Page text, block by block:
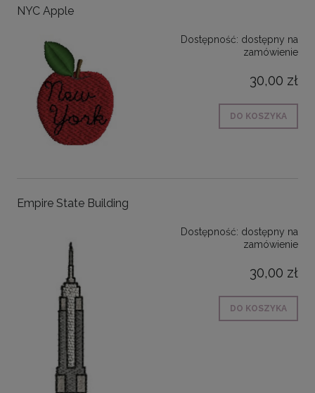
NYC Apple
Dostępność: dostępny na
zamówienie
30,00 zł
DO KOSZYKA
Empire State Building
Dostępność: dostępny na
zamówienie
30,00 zł
DO KOSZYKA